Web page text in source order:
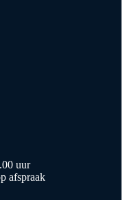
uur
afspraak